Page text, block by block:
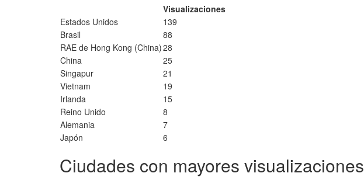
Visualizaciones
Estados Unidos
139
Brasil
88
RAE de Hong Kong (China)28
China
25
Singapur
21
Vietnam
19
Irlanda
15
Reino Unido
8
Alemania
7
Japón
6
Ciudades con mayores visualizaciones